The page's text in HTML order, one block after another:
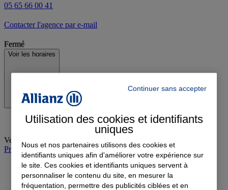
05 65 66 00 41
Contacter l'agence par e-mail
Fermé
Voir les horaires
Vendredi
Prendre rendez-vous à l'agence
Continuer sans accepter
Utilisation des cookies et identifiants
uniques
Nous et nos partenaires utilisons des cookies et
identifiants uniques afin d'améliorer votre expérience sur
le site. Ces cookies et identifiants uniques servent à
personnaliser le contenu du site, en mesurer la
fréquentation, permettre des publicités ciblées et en